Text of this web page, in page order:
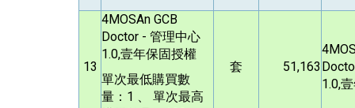
13
4MOSAn GCB
Doctor - 管理中心
1.0,壹年保固授權
單次最低購買數
量：1 、 單次最高
套 51,163
1.0,